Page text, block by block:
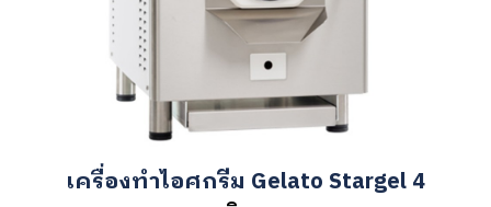
เครื่องทำไอศกรีม Gelato Stargel 4